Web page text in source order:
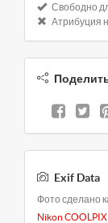
Свободно
Атрибуция
Exif Data
Фото сделано
Nikon